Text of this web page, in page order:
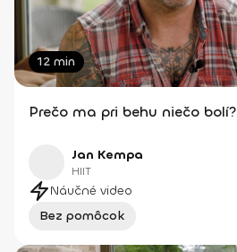
12 min
Prečo ma pri behu niečo bolí?
Jan Kempa
HIIT
Náučné video
Bez pomôcok